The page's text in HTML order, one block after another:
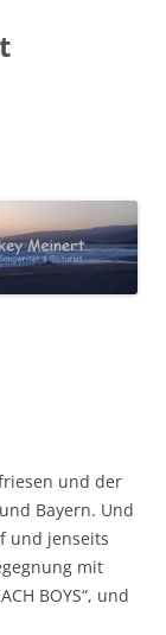
und der
Bayern. Und
und jenseits
mit
BOYS“, und